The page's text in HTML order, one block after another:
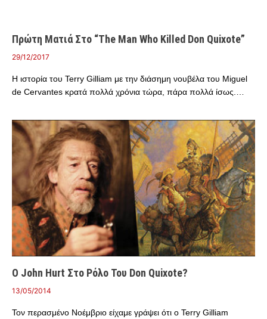
Πρώτη Ματιά Στο “The Man Who Killed Don Quixote”
29/12/2017
Η ιστορία του Terry Gilliam με την διάσημη νουβέλα του Miguel
de Cervantes κρατά πολλά χρόνια τώρα, πάρα πολλά ίσως.…
Ο John Hurt Στο Ρόλο Του Don Quixote?
13/05/2014
Τον περασμένο Νοέμβριο είχαμε γράψει ότι ο Terry Gilliam